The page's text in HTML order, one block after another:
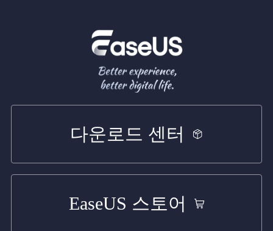
다운로드 센터
EaseUS 스토어